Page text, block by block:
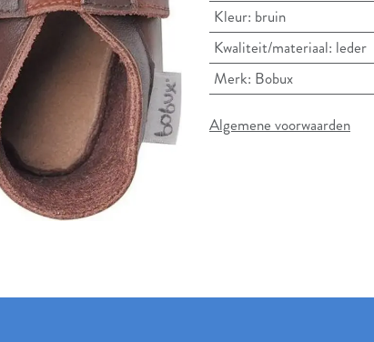
Kleur: bruin
Kwaliteit/materiaal: leder
Merk: Bobux
Algemene voorwaarden